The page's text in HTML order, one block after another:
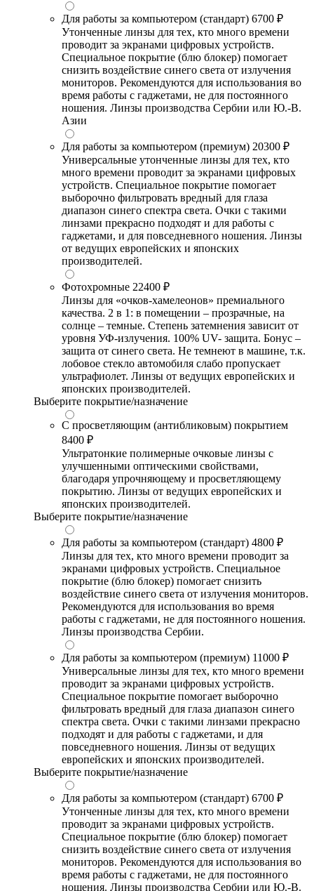
Для работы за компьютером (стандарт) 6700 ₽
Утонченные линзы для тех, кто много времени
проводит за экранами цифровых устройств.
Специальное покрытие (блю блокер) помогает
снизить воздействие синего света от излучения
мониторов. Рекомендуются для использования во
время работы с гаджетами, не для постоянного
ношения. Линзы производства Сербии или Ю.-В.
Азии
Для работы за компьютером (премиум) 20300 ₽
Универсальные утонченные линзы для тех, кто
много времени проводит за экранами цифровых
устройств. Специальное покрытие помогает
выборочно фильтровать вредный для глаза
диапазон синего спектра света. Очки с такими
линзами прекрасно подходят и для работы с
гаджетами, и для повседневного ношения. Линзы
от ведущих европейских и японских
производителей.
Фотохромные 22400 ₽
Линзы для «очков-хамелеонов» премиального
качества. 2 в 1: в помещении – прозрачные, на
солнце – темные. Степень затемнения зависит от
уровня УФ-излучения. 100% UV- защита. Бонус –
защита от синего света. Не темнеют в машине, т.к.
лобовое стекло автомобиля слабо пропускает
ультрафиолет. Линзы от ведущих европейских и
японских производителей.
Выберите покрытие/назначение
С просветляющим (антибликовым) покрытием
8400 ₽
Ультратонкие полимерные очковые линзы с
улучшенными оптическими свойствами,
благодаря упрочняющему и просветляющему
покрытию. Линзы от ведущих европейских и
японских производителей.
Выберите покрытие/назначение
Для работы за компьютером (стандарт) 4800 ₽
Линзы для тех, кто много времени проводит за
экранами цифровых устройств. Специальное
покрытие (блю блокер) помогает снизить
воздействие синего света от излучения мониторов.
Рекомендуются для использования во время
работы с гаджетами, не для постоянного ношения.
Линзы производства Сербии.
Для работы за компьютером (премиум) 11000 ₽
Универсальные линзы для тех, кто много времени
проводит за экранами цифровых устройств.
Специальное покрытие помогает выборочно
фильтровать вредный для глаза диапазон синего
спектра света. Очки с такими линзами прекрасно
подходят и для работы с гаджетами, и для
повседневного ношения. Линзы от ведущих
европейских и японских производителей.
Выберите покрытие/назначение
Для работы за компьютером (стандарт) 6700 ₽
Утонченные линзы для тех, кто много времени
проводит за экранами цифровых устройств.
Специальное покрытие (блю блокер) помогает
снизить воздействие синего света от излучения
мониторов. Рекомендуются для использования во
время работы с гаджетами, не для постоянного
ношения. Линзы производства Сербии или Ю.-В.